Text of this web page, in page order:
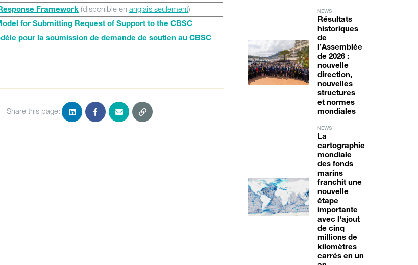
Framework (disponible en anglais seulement)
for Submitting Request of Support to the CBSC
pour la soumission de demande de soutien au CBSC
Share this page:
NEWS
Résultats
historiques
de
l’Assemblée
de 2026 :
nouvelle
direction,
nouvelles
structures
et normes
mondiales
NEWS
La
cartographie
mondiale
des fonds
marins
franchit une
nouvelle
étape
importante
avec l'ajout
de cinq
millions de
kilomètres
carrés en un